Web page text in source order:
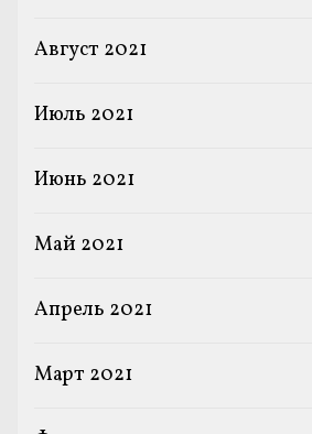
Август 2021
Июль 2021
Июнь 2021
Май 2021
Апрель 2021
Март 2021